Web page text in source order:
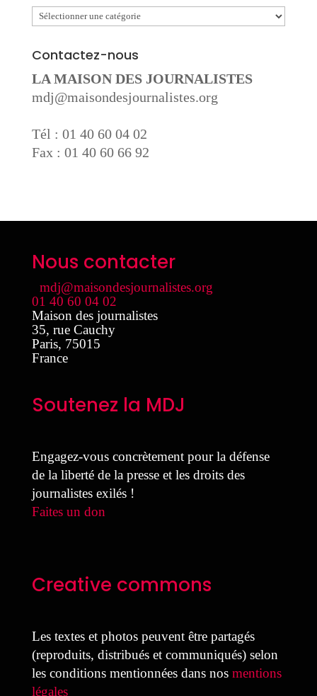
Catégories
Contactez-nous
LA MAISON DES JOURNALISTES
mdj@maisondesjournalistes.org
Tél : 01 40 60 04 02
Fax : 01 40 60 66 92
Nous contacter
mdj@maisondesjournalistes.org
01 40 60 04 02
Maison des journalistes
35, rue Cauchy
Paris, 75015
France
Soutenez la MDJ
Engagez-vous concrètement pour la défense
de la liberté de la presse et les droits des
journalistes exilés !
Faites un don
Creative commons
Les textes et photos peuvent être partagés
(reproduits, distribués et communiqués) selon
les conditions mentionnées dans nos mentions
légales